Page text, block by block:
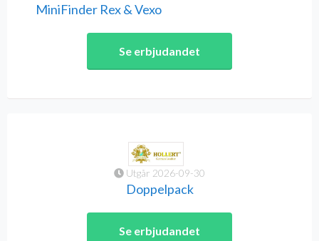
MiniFinder Rex & Vexo
Se erbjudandet
Utgår 2026-09-30
Doppelpack
Se erbjudandet